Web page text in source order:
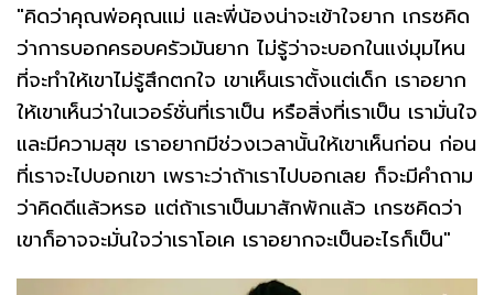
"คิดว่าคุณพ่อคุณแม่ และพี่น้องน่าจะเข้าใจยาก เกรซคิด
ว่าการบอกครอบครัวมันยาก ไม่รู้ว่าจะบอกในแง่มุมไหน
ที่จะทำให้เขาไม่รู้สึกตกใจ เขาเห็นเราตั้งแต่เด็ก เราอยาก
ให้เขาเห็นว่าในเวอร์ชั่นที่เราเป็น หรือสิ่งที่เราเป็น เรามั่นใจ
และมีความสุข เราอยากมีช่วงเวลานั้นให้เขาเห็นก่อน ก่อน
ที่เราจะไปบอกเขา เพราะว่าถ้าเราไปบอกเลย ก็จะมีคำถาม
ว่าคิดดีแล้วหรอ แต่ถ้าเราเป็นมาสักพักแล้ว เกรซคิดว่า
เขาก็อาจจะมั่นใจว่าเราโอเค เราอยากจะเป็นอะไรก็เป็น"